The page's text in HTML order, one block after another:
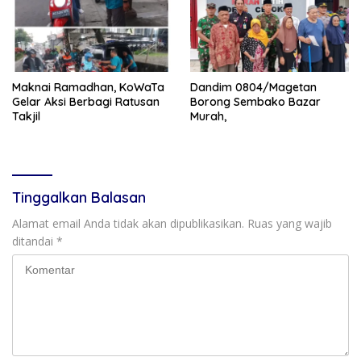
Maknai Ramadhan, KoWaTa
Gelar Aksi Berbagi Ratusan
Takjil
Dandim 0804/Magetan
Borong Sembako Bazar
Murah,
Tinggalkan Balasan
Alamat email Anda tidak akan dipublikasikan. Ruas yang wajib
ditandai *